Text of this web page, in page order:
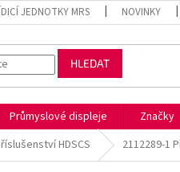
JEDNOTKY MRS NOVINKY
HLEDAT
Průmyslové displeje
Značky
HDSCS 2112289-1